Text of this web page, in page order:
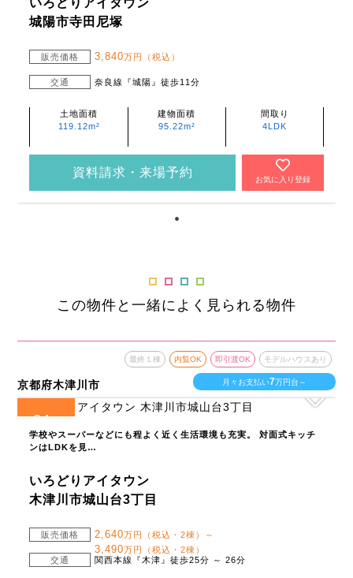
城陽市寺田尼塚
販売価格 3,840万円（税込）
交通 奈良線『城陽』徒歩11分
土地面積
119.12m²
建物面積
95.22m²
間取り
4LDK
資料請求・来場予約
お気に入り登録
この物件と一緒によく見られる物件
京都府木津川市
最終１棟 内覧OK 即引渡OK モデルハウスあり
月々お支払い7万円台～
24
学校やスーパーなどにも程よく近く生活環境も充実。 対面式キッチ
ンはLDKを見…
いろどりアイタウン
木津川市城山台3丁目
販売価格 2,640万円（税込・2棟）～
3,490万円（税込・2棟）
交通
関西本線『木津』徒歩25分 ～ 26分